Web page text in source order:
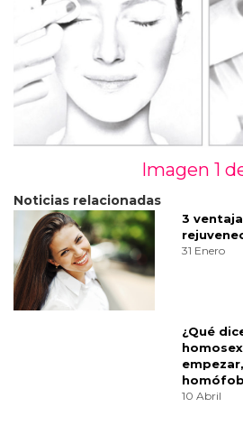
Imagen 1
Noticias relacionadas
3
31 Enero
¿Qué
10 Abril